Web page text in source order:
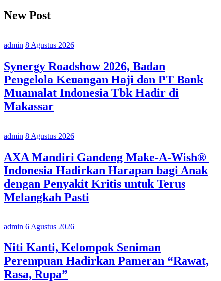
New Post
admin 8 Agustus 2026
Synergy Roadshow 2026, Badan
Pengelola Keuangan Haji dan PT Bank
Muamalat Indonesia Tbk Hadir di
Makassar
admin 8 Agustus 2026
AXA Mandiri Gandeng Make-A-Wish®
Indonesia Hadirkan Harapan bagi Anak
dengan Penyakit Kritis untuk Terus
Melangkah Pasti
admin 6 Agustus 2026
Niti Kanti, Kelompok Seniman
Perempuan Hadirkan Pameran “Rawat,
Rasa, Rupa”